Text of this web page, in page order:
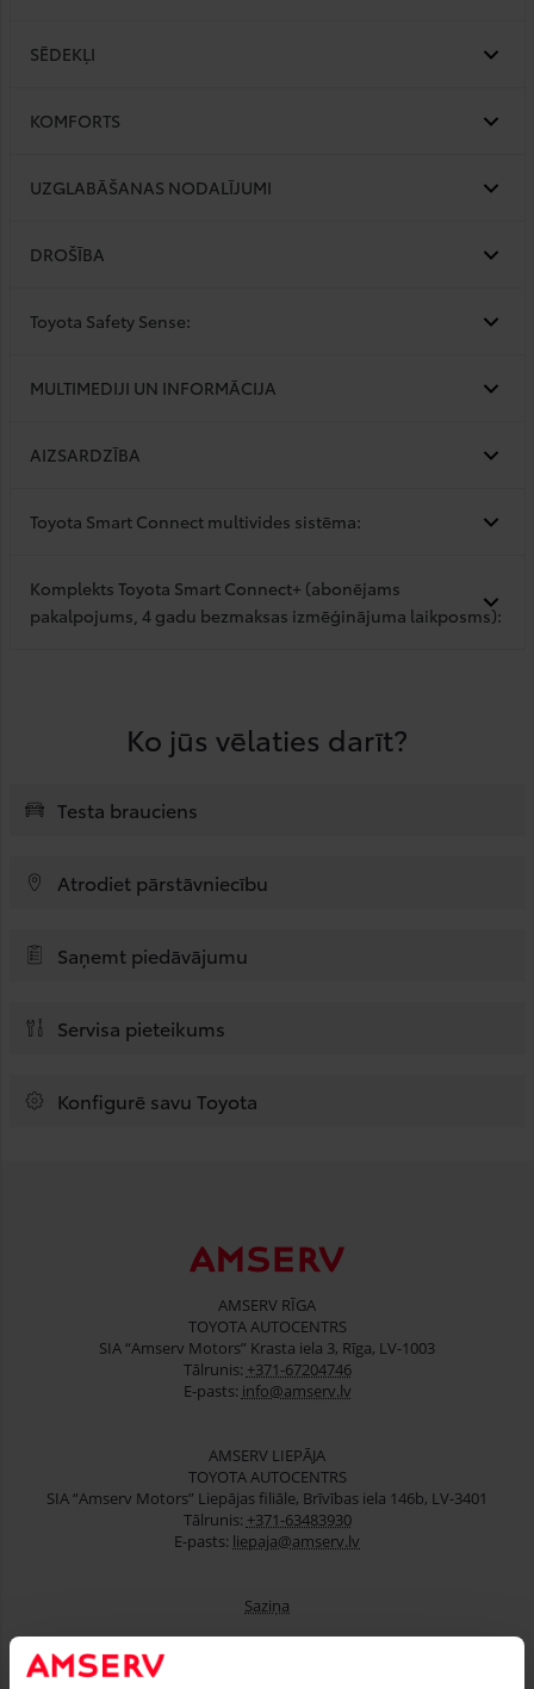
SĒDEKĻI
KOMFORTS
UZGLABĀŠANAS NODALĪJUMI
DROŠĪBA
Toyota Safety Sense:
MULTIMEDIJI UN INFORMĀCIJA
AIZSARDZĪBA
Toyota Smart Connect multivides sistēma:
Komplekts Toyota Smart Connect+ (abonējams
pakalpojums, 4 gadu bezmaksas izmēģinājuma laikposms):
Ko jūs vēlaties darīt?
Testa brauciens
Atrodiet pārstāvniecību
Saņemt piedāvājumu
Servisa pieteikums
Konfigurē savu Toyota
AMSERV RĪGA
TOYOTA AUTOCENTRS
SIA “Amserv Motors” Krasta iela 3, Rīga, LV-1003
Tālrunis: +371-67204746
E-pasts: info@amserv.lv
AMSERV LIEPĀJA
TOYOTA AUTOCENTRS
SIA “Amserv Motors” Liepājas filiāle, Brīvības iela 146b, LV-3401
Tālrunis: +371-63483930
E-pasts: liepaja@amserv.lv
Saziņa